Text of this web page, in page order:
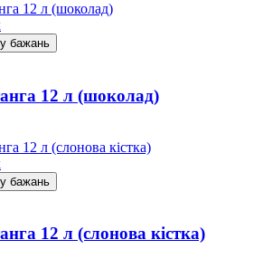
бажань
12 л (шоколад)
бажань
12 л (слонова кістка)